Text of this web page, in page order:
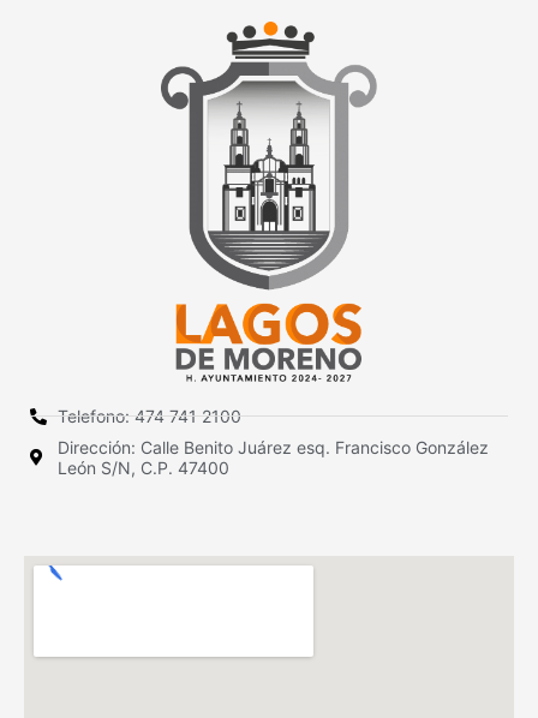
Telefono: 474 741 2100
Dirección: Calle Benito Juárez esq. Francisco González
León S/N, C.P. 47400